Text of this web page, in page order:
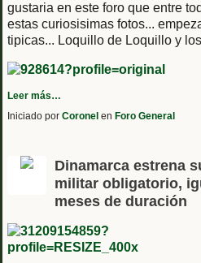
gustaria en este foro que entre
estas curiosisimas fotos...
tipicas... Loquillo de Loquillo y
Leer más…
Iniciado por Coronel en Foro General
Dinamarca estrena
militar obligatorio,
meses de duración